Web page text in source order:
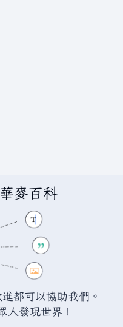
）授權條款發佈（詳情請見
麥百科
都可以協助我們。
人發現世界！